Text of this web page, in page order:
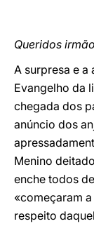
Queridos
A surpresa e a
Evangelho da
chegada dos
anúncio dos
Menino
enche todos
«começaram
respeito